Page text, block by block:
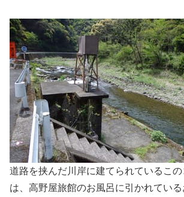
道路を挟んだ川岸に建てられているこ
は、高野屋旅館のお風呂に引かれている